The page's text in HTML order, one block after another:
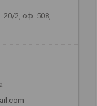
20/2, оф. 508,